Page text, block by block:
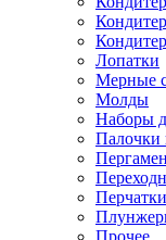
Лопатки
Мерные
Молды
Наборы
Прочее